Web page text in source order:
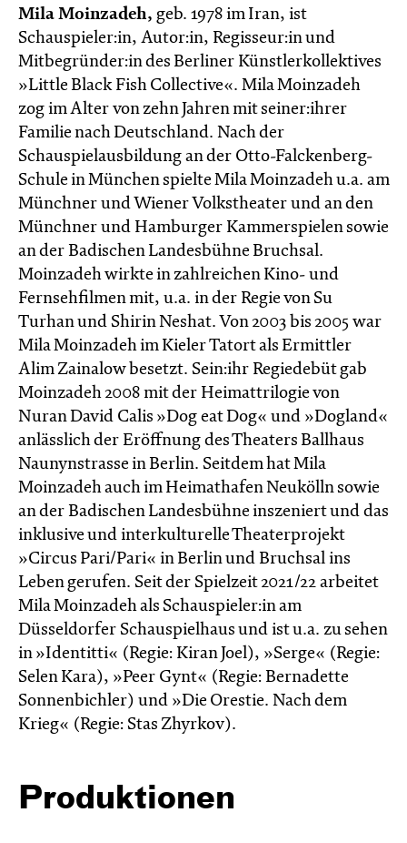
Mila Moinzadeh, geb. 1978 im Iran, ist
Schauspieler:in, Autor:in, Regisseur:in und
Mitbegründer:in des Berliner Künstlerkollektives
»Little Black Fish Collective«. Mila Moinzadeh
zog im Alter von zehn Jahren mit seiner:ihrer
Familie nach Deutschland. Nach der
Schauspielausbildung an der Otto-Falckenberg-
Schule in München spielte Mila Moinzadeh u.a. am
Münchner und Wiener Volkstheater und an den
Münchner und Hamburger Kammerspielen sowie
an der Badischen Landesbühne Bruchsal.
Moinzadeh wirkte in zahlreichen Kino- und
Fernsehfilmen mit, u.a. in der Regie von Su
Turhan und Shirin Neshat. Von 2003 bis 2005 war
Mila Moinzadeh im Kieler Tatort als Ermittler
Alim Zainalow besetzt. Sein:ihr Regiedebüt gab
Moinzadeh 2008 mit der Heimattrilogie von
Nuran David Calis »Dog eat Dog« und »Dogland«
anlässlich der Eröffnung des Theaters Ballhaus
Naunynstrasse in Berlin. Seitdem hat Mila
Moinzadeh auch im Heimathafen Neukölln sowie
an der Badischen Landesbühne inszeniert und das
inklusive und interkulturelle Theaterprojekt
»Circus Pari/Pari« in Berlin und Bruchsal ins
Leben gerufen. Seit der Spielzeit 2021/22 arbeitet
Mila Moinzadeh als Schauspieler:in am
Düsseldorfer Schauspielhaus und ist u.a. zu sehen
in »Identitti« (Regie: Kiran Joel), »Serge« (Regie:
Selen Kara), »Peer Gynt« (Regie: Bernadette
Sonnenbichler) und »Die Orestie. Nach dem
Krieg« (Regie: Stas Zhyrkov).
Produktionen